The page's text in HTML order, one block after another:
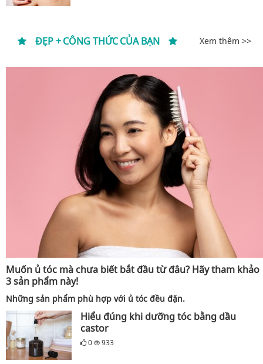
ĐẸP + CÔNG THỨC CỦA BẠN Xem thêm >>
Muốn ủ tóc mà chưa biết bắt đầu từ đâu? Hãy tham khảo
3 sản phẩm này!
Những sản phẩm phù hợp với ủ tóc đều đặn.
Hiểu đúng khi dưỡng tóc bằng dầu
castor
0 933